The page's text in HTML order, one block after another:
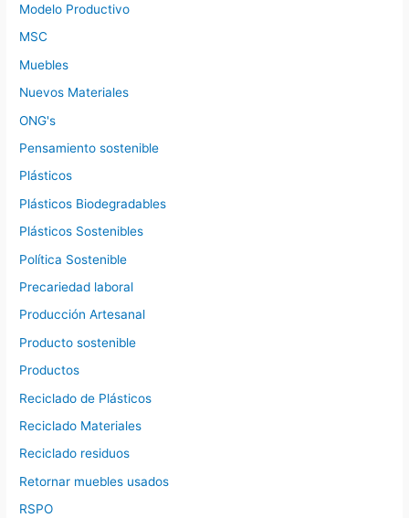
Modelo Productivo
MSC
Muebles
Nuevos Materiales
ONG's
Pensamiento sostenible
Plásticos
Plásticos Biodegradables
Plásticos Sostenibles
Política Sostenible
Precariedad laboral
Producción Artesanal
Producto sostenible
Productos
Reciclado de Plásticos
Reciclado Materiales
Reciclado residuos
Retornar muebles usados
RSPO